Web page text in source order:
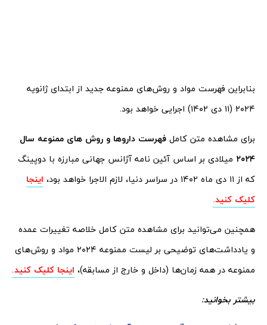
بنابراین فهرست مواد و روش‌های ممنوعه جدید از ابتدای ژانویه
۲۰۲۴ (۱۱ دی ۱۴۰۲) اجرایی خواهد بود.
برای مشاهده متن کامل فهرست داروها و روش های ممنوعه سال
۲۰۲۴ میلادی بر اساس آئین نامه آژانس جهانی مبارزه با دوپینگ
که از ۱۱ دی ماه ۱۴۰۲ در سراسر دنیا، لازم الاجرا خواهد بود،
اینجا
کلیک کنید.
همچنین می‌توانید برای مشاهده متن کامل خلاصه تغییرات عمده
و یادداشت‌های توضیحی بر لیست ممنوعه ۲۰۲۴ مواد و روش‌های
ممنوعه در همه زمان‌ها (داخل و خارج از مسابقه)، اینجا کلیک کنید.
بیشتر بخوانید: